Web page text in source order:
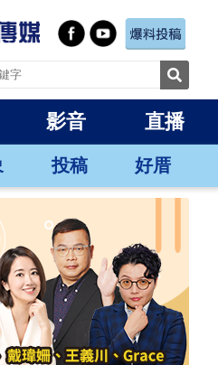
影音 直播
投稿 好厝